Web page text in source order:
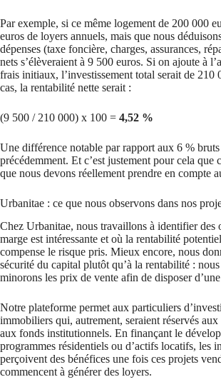
Par exemple, si ce même logement de 200 000
euros de loyers annuels, mais que nous
dépenses (taxe foncière, charges, assurances,
nets s’élèveraient à 9 500 euros. Si on ajoute à
frais initiaux, l’investissement total serait de 210
cas, la rentabilité nette serait :
(9 500 / 210 000) x 100 = 4,52 %
Une différence notable par rapport aux 6 %
précédemment. Et c’est justement pour cela que
que nous devons réellement prendre en compte
Urbanitae : ce que nous observons dans nos
Chez Urbanitae, nous travaillons à identifier des
marge est intéressante et où la rentabilité
compense le risque pris. Mieux encore, nous
sécurité du capital plutôt qu’à la rentabilité :
minorons les prix de vente afin de disposer
Notre plateforme permet aux particuliers
immobiliers qui, autrement, seraient réservés
aux fonds institutionnels. En finançant le
programmes résidentiels ou d’actifs locatifs, les
perçoivent des bénéfices une fois ces projets
commencent à générer des loyers.